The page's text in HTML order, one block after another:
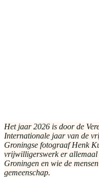
Het jaar 2026 is door de
Internationale jaar van de
Groningse fotograaf Henk
vrijwilligerswerk er allemaal
Groningen en wie de
gemeenschap.